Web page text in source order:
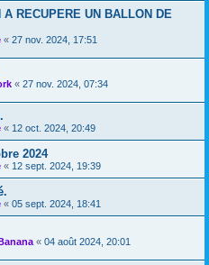
A RECUPERE UN BALLON DE
« 27 nov. 2024, 17:51
« 27 nov. 2024, 07:34
« 12 oct. 2024, 20:49
2024
« 12 sept. 2024, 19:39
« 05 sept. 2024, 18:41
« 04 août 2024, 20:01